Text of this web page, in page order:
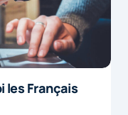
les Français